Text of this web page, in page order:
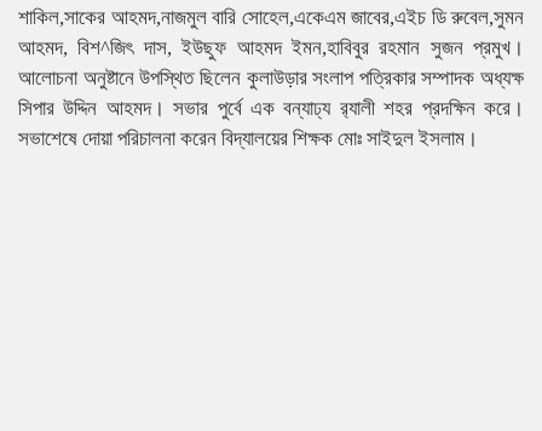
শাকিল,সাকের আহমদ,নাজমুল বারি সোহেল,একেএম জাবের,এইচ ডি রুবেল,সুমন
আহমদ, বিশ^জিৎ দাস, ইউছুফ আহমদ ইমন,হাবিবুর রহমান সুজন প্রমুখ।
আলোচনা অনুষ্টানে উপস্থিত ছিলেন কুলাউড়ার সংলাপ পত্রিকার সম্পাদক অধ্যক্ষ
সিপার উদ্দিন আহমদ। সভার পুর্বে এক বন্যাঢ্য র‌্যালী শহর প্রদক্ষিন করে।
সভাশেষে দোয়া পরিচালনা করেন বিদ্যালয়ের শিক্ষক মোঃ সাইদুল ইসলাম।